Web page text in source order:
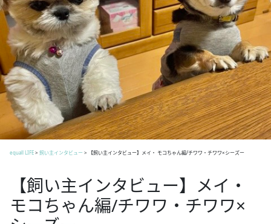
equall LIFE> 飼い主インタビュー > 【飼い主インタビュー】メイ・ モコちゃん編/チワワ・チワワ×シーズー
【飼い主インタビュー】メイ・
モコちゃん編/チワワ・チワワ×